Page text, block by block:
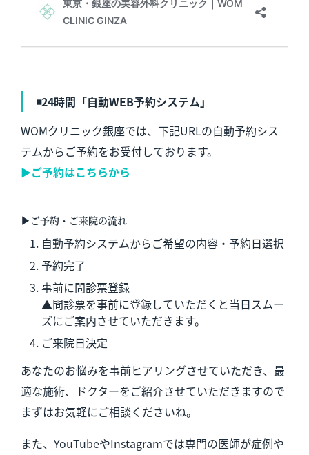
◾️24時間「自動WEB予約システム」
WOMクリニック銀座では、下記URLの自動予約シス
テムからご予約をお受付しております。
▶︎ご予約はこちらから
▶︎ご予約・ご来院の流れ
自動予約システムからご希望の内容・予約日選択
予約完了
事前に問診票登録
▲問診票を事前に登録していただくと当日スムー
ズにご案内させていただきます。
ご来院日決定
あなたのお悩みを事前ヒアリングさせていただき、最
適な施術、ドクターをご紹介させていただきますので
まずはお気軽にご相談くださいね。
また、YouTubeやInstagramでは専門の医師が症例や